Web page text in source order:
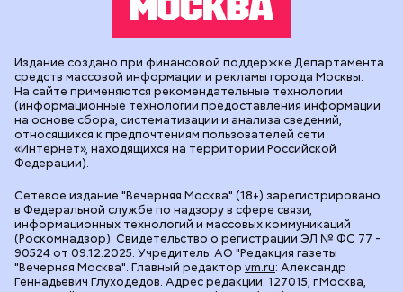
Сетевое издание "Вечерняя Москва" (18+) зарегистрировано
в Федеральной службе по надзору в сфере связи,
информационных технологий и массовых коммуникаций
(Роскомнадзор). Свидетельство о регистрации ЭЛ № ФС 77 -
90524 от 09.12.2025. Учредитель: АО "Редакция газеты
"Вечерняя Москва". Главный редактор vm.ru: Александр
Геннадьевич Глуходедов. Адрес редакции: 127015, г.Москва,
Издание создано при финансовой поддержке Департамента
средств массовой информации и рекламы города Москвы.
На сайте применяются рекомендательные технологии
(информационные технологии предоставления информации
на основе сбора, систематизации и анализа сведений,
относящихся к предпочтениям пользователей сети
«Интернет», находящихся на территории Российской
Федерации).